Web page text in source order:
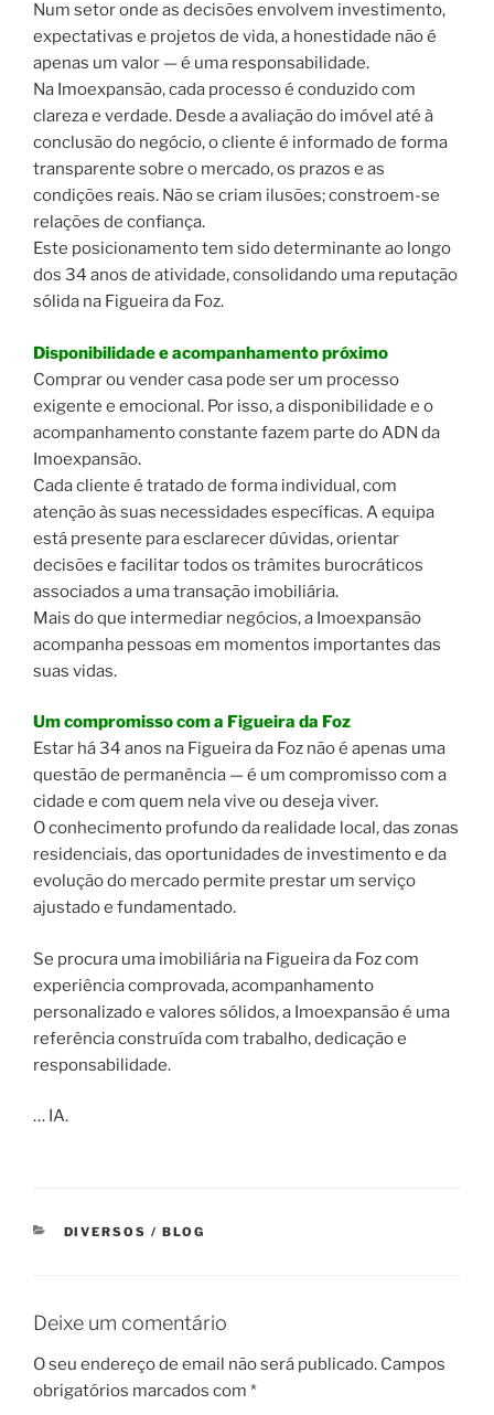
Num setor onde as decisões envolvem investimento,
expectativas e projetos de vida, a honestidade não é
apenas um valor — é uma responsabilidade.
Na Imoexpansão, cada processo é conduzido com
clareza e verdade. Desde a avaliação do imóvel até à
conclusão do negócio, o cliente é informado de forma
transparente sobre o mercado, os prazos e as
condições reais. Não se criam ilusões; constroem-se
relações de confiança.
Este posicionamento tem sido determinante ao longo
dos 34 anos de atividade, consolidando uma reputação
sólida na Figueira da Foz.
Disponibilidade e acompanhamento próximo
Comprar ou vender casa pode ser um processo
exigente e emocional. Por isso, a disponibilidade e o
acompanhamento constante fazem parte do ADN da
Imoexpansão.
Cada cliente é tratado de forma individual, com
atenção às suas necessidades específicas. A equipa
está presente para esclarecer dúvidas, orientar
decisões e facilitar todos os trâmites burocráticos
associados a uma transação imobiliária.
Mais do que intermediar negócios, a Imoexpansão
acompanha pessoas em momentos importantes das
suas vidas.
Um compromisso com a Figueira da Foz
Estar há 34 anos na Figueira da Foz não é apenas uma
questão de permanência — é um compromisso com a
cidade e com quem nela vive ou deseja viver.
O conhecimento profundo da realidade local, das zonas
residenciais, das oportunidades de investimento e da
evolução do mercado permite prestar um serviço
ajustado e fundamentado.
Se procura uma imobiliária na Figueira da Foz com
experiência comprovada, acompanhamento
personalizado e valores sólidos, a Imoexpansão é uma
referência construída com trabalho, dedicação e
responsabilidade.
… IA.
CATEGORIAS
DIVERSOS / BLOG
Deixe um comentário
O seu endereço de email não será publicado. Campos
obrigatórios marcados com *